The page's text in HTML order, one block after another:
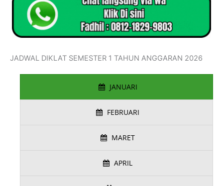
JADWAL DIKLAT SEMESTER 1 TAHUN ANGGARAN 2026
JANUARI
FEBRUARI
MARET
APRIL